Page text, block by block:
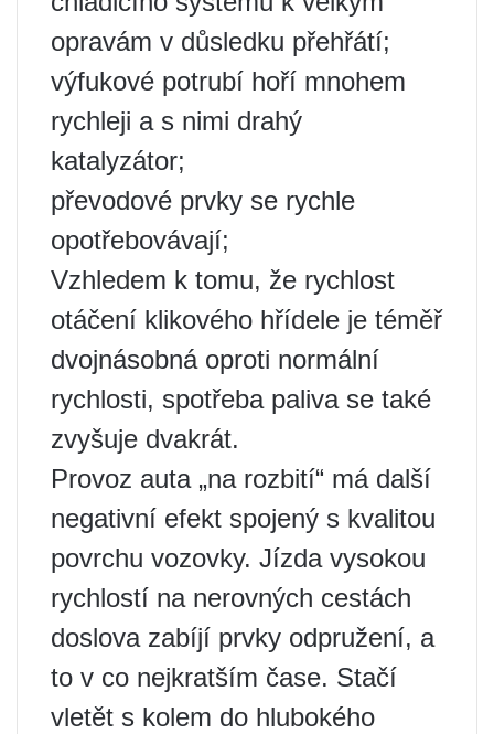
opravám v důsledku přehřátí;
výfukové potrubí hoří mnohem
rychleji a s nimi drahý
katalyzátor;
převodové prvky se rychle
opotřebovávají;
Vzhledem k tomu, že rychlost
otáčení klikového hřídele je téměř
dvojnásobná oproti normální
rychlosti, spotřeba paliva se také
zvyšuje dvakrát.
Provoz auta „na rozbití“ má další
negativní efekt spojený s kvalitou
povrchu vozovky. Jízda vysokou
rychlostí na nerovných cestách
doslova zabíjí prvky odpružení, a
to v co nejkratším čase. Stačí
vletět s kolem do hlubokého